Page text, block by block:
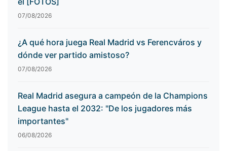
07/08/2026
¿A qué hora juega Real Madrid vs Ferencváros y
dónde ver partido amistoso?
07/08/2026
Real Madrid asegura a campeón de la Champions
League hasta el 2032: "De los jugadores más
importantes"
06/08/2026